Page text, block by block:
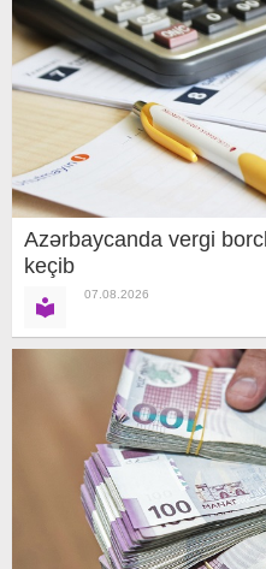
Azərbaycanda vergi
keçib
07.08.2026